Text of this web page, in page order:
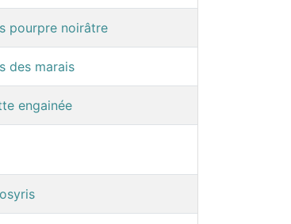
pourpre noirâtre
des marais
engainée